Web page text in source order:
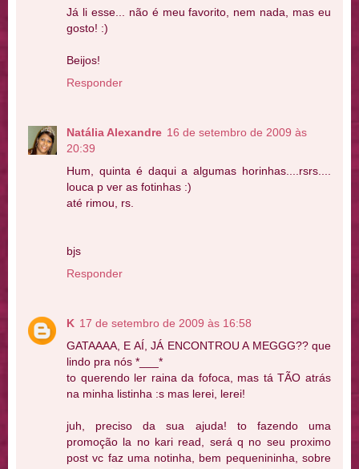
Já li esse... não é meu favorito, nem nada, mas eu
gosto! :)
Beijos!
Responder
Natália Alexandre 16 de setembro de 2009 às
20:39
Hum, quinta é daqui a algumas horinhas....rsrs....
louca p ver as fotinhas :)
até rimou, rs.
bjs
Responder
K 17 de setembro de 2009 às 16:58
GATAAAA, E AÍ, JÁ ENCONTROU A MEGGG?? que
lindo pra nós *___*
to querendo ler raina da fofoca, mas tá TÃO atrás
na minha listinha :s mas lerei, lerei!
juh, preciso da sua ajuda! to fazendo uma
promoção la no kari read, será q no seu proximo
post vc faz uma notinha, bem pequenininha, sobre